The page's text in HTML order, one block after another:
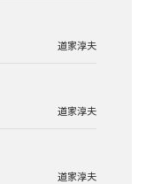
道家淳夫
道家淳夫
道家淳夫